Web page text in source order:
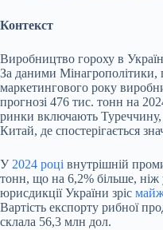
Контекст
Виробництво гороху в
За даними Мінагрополітики,
маркетингового року
прогнозі 476 тис. тонн на
ринки включають
Китай, де спостерігається
У 2024 році внутрішній
тонн, що на 6,2% більше,
юрисдикції України зріс
Вартість експорту рибної
склала 56,3 млн дол.